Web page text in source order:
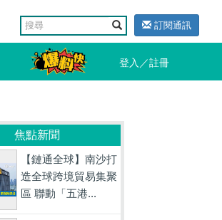
訂閱通訊
登入／註冊
焦點新聞
【鏈通全球】南沙打
造全球跨境貿易集聚
區 聯動「五港...